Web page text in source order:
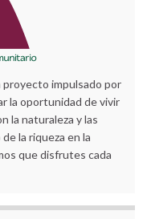
proyecto impulsado por
la oportunidad de vivir
la naturaleza y las
la riqueza en la
que disfrutes cada